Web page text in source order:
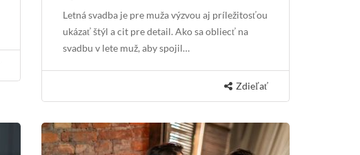
Letná svadba je pre muža výzvou aj príležitosťou
ukázať štýl a cit pre detail. Ako sa obliecť na
svadbu v lete muž, aby spojil…
Zdieľať